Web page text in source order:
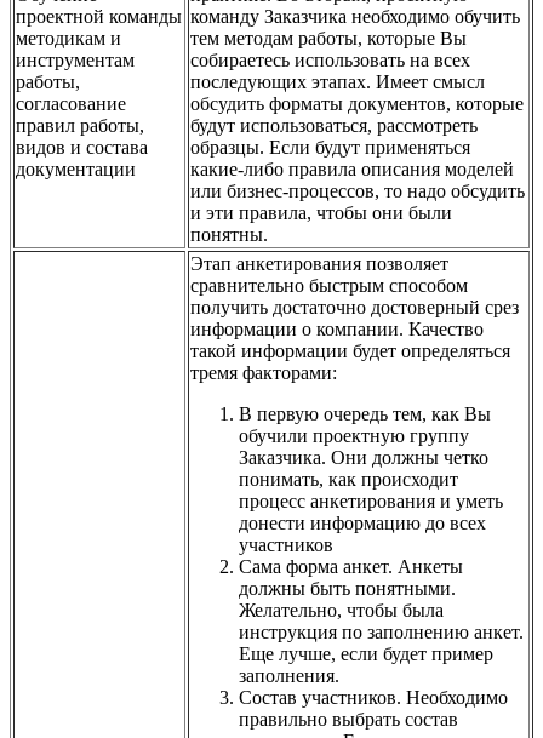
проектной команды
методикам и
инструментам
работы,
согласование
правил работы,
видов и состава
документации
команду Заказчика необходимо обучить
тем методам работы, которые Вы
собираетесь использовать на всех
последующих этапах. Имеет смысл
обсудить форматы документов, которые
будут использоваться, рассмотреть
образцы. Если будут применяться
какие-либо правила описания моделей
или бизнес-процессов, то надо обсудить
и эти правила, чтобы они были
понятны.
Этап анкетирования позволяет
сравнительно быстрым способом
получить достаточно достоверный срез
информации о компании. Качество
такой информации будет определяться
тремя факторами:
В первую очередь тем, как Вы
обучили проектную группу
Заказчика. Они должны четко
понимать, как происходит
процесс анкетирования и уметь
донести информацию до всех
участников
Сама форма анкет. Анкеты
должны быть понятными.
Желательно, чтобы была
инструкция по заполнению анкет.
Еще лучше, если будет пример
заполнения.
Состав участников. Необходимо
правильно выбрать состав